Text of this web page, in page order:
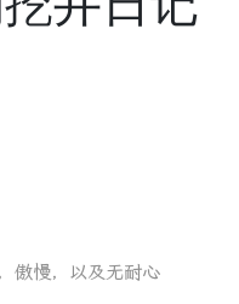
傲慢，以及无耐心